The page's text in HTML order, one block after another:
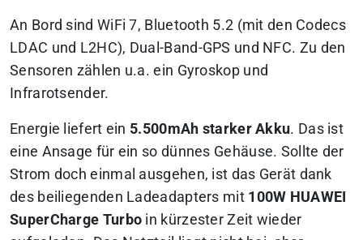
An Bord sind WiFi 7, Bluetooth 5.2 (mit den Codecs
LDAC und L2HC), Dual-Band-GPS und NFC. Zu den
Sensoren zählen u.a. ein Gyroskop und
Infrarotsender.
Energie liefert ein 5.500mAh starker Akku. Das ist
eine Ansage für ein so dünnes Gehäuse. Sollte der
Strom doch einmal ausgehen, ist das Gerät dank
des beiliegenden Ladeadapters mit 100W HUAWEI
SuperCharge Turbo in kürzester Zeit wieder